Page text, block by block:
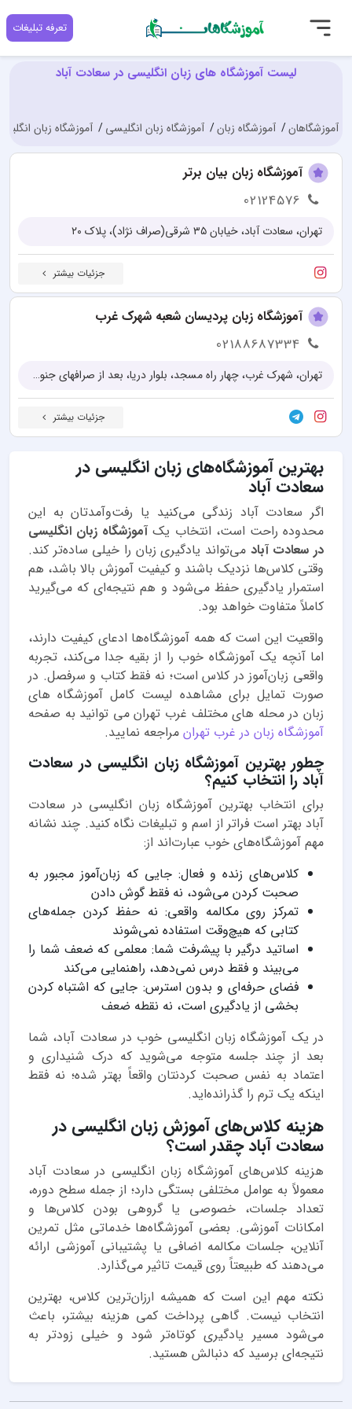
تعرفه تبلیغات
لیست آموزشگاه های زبان انگلیسی در سعادت آباد
آموزشگاهان آموزشگاه زبان آموزشگاه زبان انگلیسی آموزشگاه زبان
آموزشگاه زبان بیان برتر
02124576
تهران، سعادت آباد، خیابان ۳۵ شرقی(صراف نژاد)، پلاک ۲۰
جزئیات بیشتر
آموزشگاه زبان پردیسان شعبه شهرک غرب
02188687334
تهران، شهرک غرب، چهار راه مسجد، بلوار دریا، بعد از صرافهای جنوبی، پلاک ۱۲۷
جزئیات بیشتر
بهترین آموزشگاه‌های زبان انگلیسی در
سعادت آباد
اگر سعادت آباد زندگی می‌کنید یا رفت‌وآمدتان به این
محدوده راحت است، انتخاب یک آموزشگاه زبان انگلیسی
در سعادت آباد می‌تواند یادگیری زبان را خیلی ساده‌تر کند.
وقتی کلاس‌ها نزدیک باشند و کیفیت آموزش بالا باشد، هم
استمرار یادگیری حفظ می‌شود و هم نتیجه‌ای که می‌گیرید
کاملاً متفاوت خواهد بود.
واقعیت این است که همه آموزشگاه‌ها ادعای کیفیت دارند،
اما آنچه یک آموزشگاه خوب را از بقیه جدا می‌کند، تجربه
واقعی زبان‌آموز در کلاس است؛ نه فقط کتاب و سرفصل. در
صورت تمایل برای مشاهده لیست کامل آموزشگاه های
زبان در محله های مختلف غرب تهران می توانید به صفحه
آموزشگاه زبان در غرب تهران مراجعه نمایید.
چطور بهترین آموزشگاه زبان انگلیسی در سعادت
آباد را انتخاب کنیم؟
برای انتخاب بهترین آموزشگاه زبان انگلیسی در سعادت
آباد بهتر است فراتر از اسم و تبلیغات نگاه کنید. چند نشانه
مهم آموزشگاه‌های خوب عبارت‌اند از:
کلاس‌های زنده و فعال: جایی که زبان‌آموز مجبور به
صحبت کردن می‌شود، نه فقط گوش دادن
تمرکز روی مکالمه واقعی: نه حفظ کردن جمله‌های
کتابی که هیچ‌وقت استفاده نمی‌شوند
اساتید درگیر با پیشرفت شما: معلمی که ضعف شما را
می‌بیند و فقط درس نمی‌دهد، راهنمایی می‌کند
فضای حرفه‌ای و بدون استرس: جایی که اشتباه کردن
بخشی از یادگیری است، نه نقطه ضعف
در یک آموزشگاه زبان انگلیسی خوب در سعادت آباد، شما
بعد از چند جلسه متوجه می‌شوید که درک شنیداری و
اعتماد به نفس صحبت کردنتان واقعاً بهتر شده؛ نه فقط
اینکه یک ترم را گذرانده‌اید.
هزینه کلاس‌های آموزش زبان انگلیسی در
سعادت آباد چقدر است؟
هزینه کلاس‌های آموزشگاه زبان انگلیسی در سعادت آباد
معمولاً به عوامل مختلفی بستگی دارد؛ از جمله سطح دوره،
تعداد جلسات، خصوصی یا گروهی بودن کلاس‌ها و
امکانات آموزشی. بعضی آموزشگاه‌ها خدماتی مثل تمرین
آنلاین، جلسات مکالمه اضافی یا پشتیبانی آموزشی ارائه
می‌دهند که طبیعتاً روی قیمت تاثیر می‌گذارد.
نکته مهم این است که همیشه ارزان‌ترین کلاس، بهترین
انتخاب نیست. گاهی پرداخت کمی هزینه بیشتر، باعث
می‌شود مسیر یادگیری کوتاه‌تر شود و خیلی زودتر به
نتیجه‌ای برسید که دنبالش هستید.